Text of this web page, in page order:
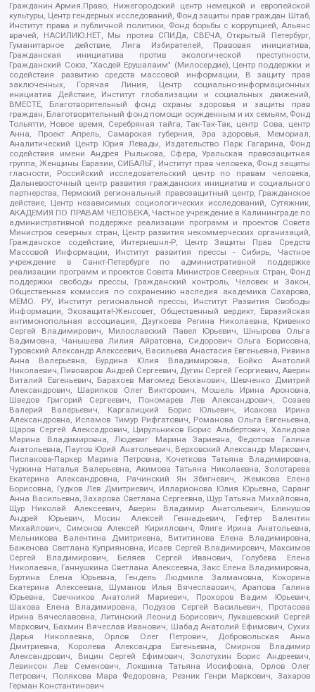
Гражданин.Армия.Право, Нижегородский центр немецкой и европейской
культуры, Центр гендерных исследований, Фонд защиты прав граждан Штаб,
Институт права и публичной политики, Фонд борьбы с коррупцией, Альянс
врачей, НАСИЛИЮ.НЕТ, Мы против СПИДа, СВЕЧА, Открытый Петербург,
Гуманитарное действие, Лига Избирателей, Правовая инициатива,
Гражданская инициатива против экологической преступности,
Гражданский Союз, "Хасдей Ерушалаим" (Милосердие), Центр поддержки и
содействия развитию средств массовой информации, В защиту прав
заключенных, Горячая Линия, Центр социально-информационных
инициатив Действие, Институт глобализации и социальных движений,
ВМЕСТЕ, Благотворительный фонд охраны здоровья и защиты прав
граждан, Благотворительный фонд помощи осужденным и их семьям, Фонд
Тольятти, Новое время, Серебряная тайга, Так-Так-Так, центр Сова, центр
Анна, Проект Апрель, Самарская губерния, Эра здоровья, Мемориал,
Аналитический Центр Юрия Левады, Издательство Парк Гагарина, Фонд
содействия имени Андрея Рылькова, Сфера, Уральская правозащитная
группа, Женщины Евразии, СИБАЛЬТ, Институт прав человека, Фонд защиты
гласности, Российский исследовательский центр по правам человека,
Дальневосточный центр развития гражданских инициатив и социального
партнерства, Пермский региональный правозащитный центр, Гражданское
действие, Центр независимых социологических исследований, Сутяжник,
АКАДЕМИЯ ПО ПРАВАМ ЧЕЛОВЕКА, Частное учреждение в Калининграде по
административной поддержке реализации программ и проектов Совета
Министров северных стран, Центр развития некоммерческих организаций,
Гражданское содействие, Интернешнл-Р, Центр Защиты Прав Средств
Массовой Информации, Институт развития прессы - Сибирь, Частное
учреждение в Санкт-Петербурге по административной поддержке
реализации программ и проектов Совета Министров Северных Стран, Фонд
поддержки свободы прессы, Гражданский контроль, Человек и Закон,
Общественная комиссия по сохранению наследия академика Сахарова,
МЕМО. РУ, Институт региональной прессы, Институт Развития Свободы
Информации, Экозащита!-Женсовет, Общественный вердикт, Евразийская
антимонопольная ассоциация, Дзугкоева Регина Николаевна, Кривенко
Сергей Владимирович, Милославский Павел Юрьевич, Шнырова Ольга
Вадимовна, Чанышева Лилия Айратовна, Сидорович Ольга Борисовна,
Туровский Александр Алексеевич, Васильева Анастасия Евгеньевна, Ривина
Анна Валерьевна, Бурдина Юлия Владимировна, Бойко Анатолий
Николаевич, Пивоваров Андрей Сергеевич, Дугин Сергей Георгиевич, Аверин
Виталий Евгеньевич, Барахоев Магомед Бекханович, Шевченко Дмитрий
Александрович, Шарипков Олег Викторович, Мошель Ирина Ароновна,
Шведов Григорий Сергеевич, Пономарев Лев Александрович, Созаев
Валерий Валерьевич, Каргалицкий Борис Юльевич, Исакова Ирина
Александровна, Исламов Тимур Рифгатович, Романова Ольга Евгеньевна,
Щаров Сергей Алексадрович, Цирульников Борис Альбертович, Халидова
Марина Владимировна, Людевиг Марина Зариевна, Федотова Галина
Анатольевна, Паутов Юрий Анатольевич, Верховский Александр Маркович,
Пислакова-Паркер Марина Петровна, Кочеткова Татьяна Владимировна,
Чуркина Наталья Валерьевна, Акимова Татьяна Николаевна, Золотарева
Екатерина Александровна, Рачинский Ян Збигневич, Жемкова Елена
Борисовна, Гудков Лев Дмитриевич, Илларионова Юлия Юрьевна, Саранг
Анна Васильевна, Захарова Светлана Сергеевна, Щур Татьяна Михайловна,
Щур Николай Алексеевич, Аверин Владимир Анатольевич, Блинушов
Андрей Юрьевич, Мосин Алексей Геннадьевич, Гефтер Валентин
Михайлович, Симонов Алексей Кириллович, Флиге Ирина Анатольевна,
Мельникова Валентина Дмитриевна, Вититинова Елена Владимировна,
Баженова Светлана Куприяновна, Исаев Сергей Владимирович, Максимов
Сергей Владимирович, Беляев Сергей Иванович, Голубева Елена
Николаевна, Ганнушкина Светлана Алексеевна, Закс Елена Владимировна,
Буртина Елена Юрьевна, Гендель Людмила Залмановна, Кокорина
Екатерина Алексеевна, Шуманов Илья Вячеславович, Арапова Галина
Юрьевна, Свечников Анатолий Мариевич, Прохоров Вадим Юрьевич,
Шахова Елена Владимировна, Подузов Сергей Васильевич, Протасова
Ирина Вячеславовна, Литинский Леонид Борисович, Лукашевский Сергей
Маркович, Бахмин Вячеслав Иванович, Шабад Анатолий Ефимович, Сухих
Дарья Николаевна, Орлов Олег Петрович, Добровольская Анна
Дмитриевна, Королева Александра Евгеньевна, Смирнов Владимир
Александрович, Вицин Сергей Ефимович, Золотухин Борис Андреевич,
Левинсон Лев Семенович, Локшина Татьяна Иосифовна, Орлов Олег
Петрович, Полякова Мара Федоровна, Резник Генри Маркович, Захаров
Герман Константинович